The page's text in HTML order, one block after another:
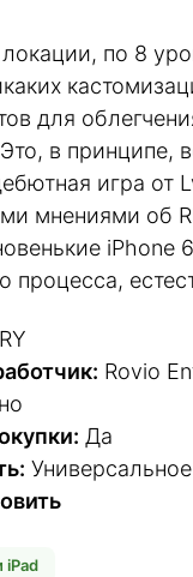
по 8
для
в принципе,
игра от
мнениями об
iPhone
процесса,
Rovio
Да
iPad